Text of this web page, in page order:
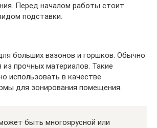
Перед началом работы стоит
подставки.
больших вазонов и горшков. Обычно
из прочных материалов. Такие
использовать в качестве
для зонирования помещения.
быть многоярусной или